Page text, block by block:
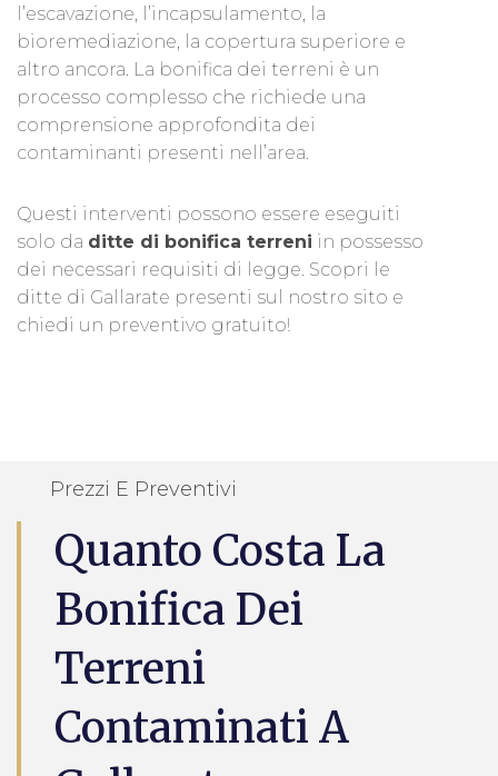
l’escavazione, l’incapsulamento, la
bioremediazione, la copertura superiore e
altro ancora. La bonifica dei terreni è un
processo complesso che richiede una
comprensione approfondita dei
contaminanti presenti nell’area.
Questi interventi possono essere eseguiti
solo da ditte di bonifica terreni in possesso
dei necessari requisiti di legge. Scopri le
ditte di Gallarate presenti sul nostro sito e
chiedi un preventivo gratuito!
Prezzi E Preventivi
Quanto Costa La
Bonifica Dei
Terreni
Contaminati A